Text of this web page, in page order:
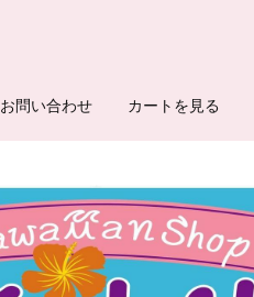
お問い合わせ カートを見る